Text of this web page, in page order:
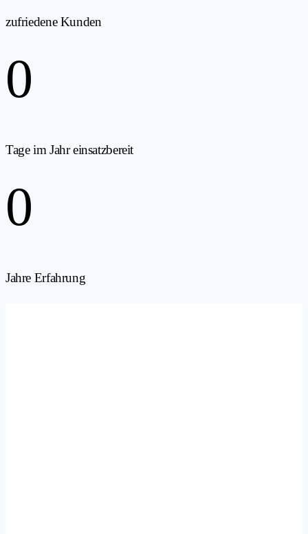
zufriedene Kunden
0
Tage im Jahr einsatzbereit
0
Jahre Erfahrung